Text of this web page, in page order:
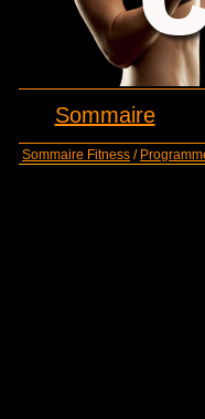
Sommaire
Sommaire Fitness /